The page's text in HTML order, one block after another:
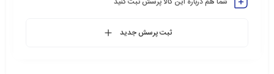
ثبت پرسش جدید